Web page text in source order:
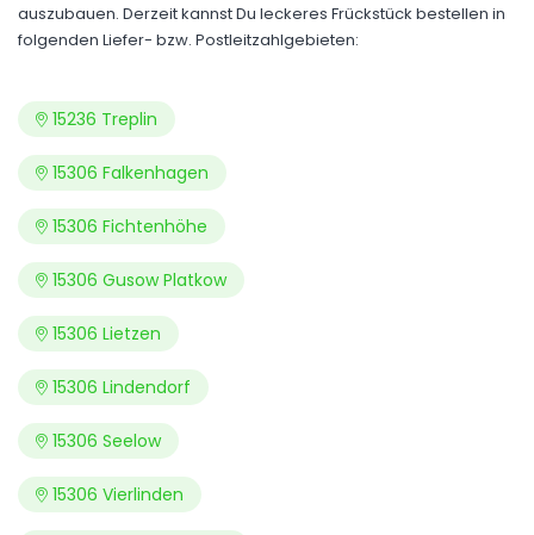
auszubauen. Derzeit kannst Du leckeres Frückstück bestellen in
folgenden Liefer- bzw. Postleitzahlgebieten:
15236 Treplin
15306 Falkenhagen
15306 Fichtenhöhe
15306 Gusow Platkow
15306 Lietzen
15306 Lindendorf
15306 Seelow
15306 Vierlinden